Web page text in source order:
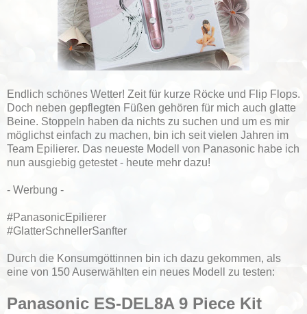
Endlich schönes Wetter! Zeit für kurze Röcke und Flip Flops.
Doch neben gepflegten Füßen gehören für mich auch glatte
Beine. Stoppeln haben da nichts zu suchen und um es mir
möglichst einfach zu machen, bin ich seit vielen Jahren im
Team Epilierer. Das neueste Modell von Panasonic habe ich
nun ausgiebig getestet - heute mehr dazu!
- Werbung -
#PanasonicEpilierer
#GlatterSchnellerSanfter
Durch die Konsumgöttinnen bin ich dazu gekommen, als
eine von 150 Auserwählten ein neues Modell zu testen:
Panasonic ES-DEL8A 9 Piece Kit